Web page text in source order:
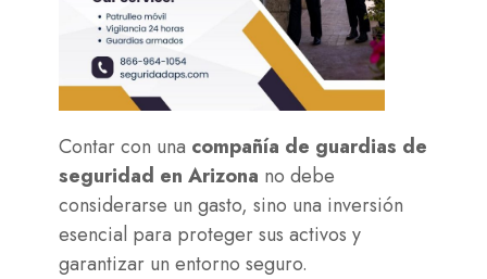
Contar con una compañía de guardias de
seguridad en Arizona no debe
considerarse un gasto, sino una inversión
esencial para proteger sus activos y
garantizar un entorno seguro.